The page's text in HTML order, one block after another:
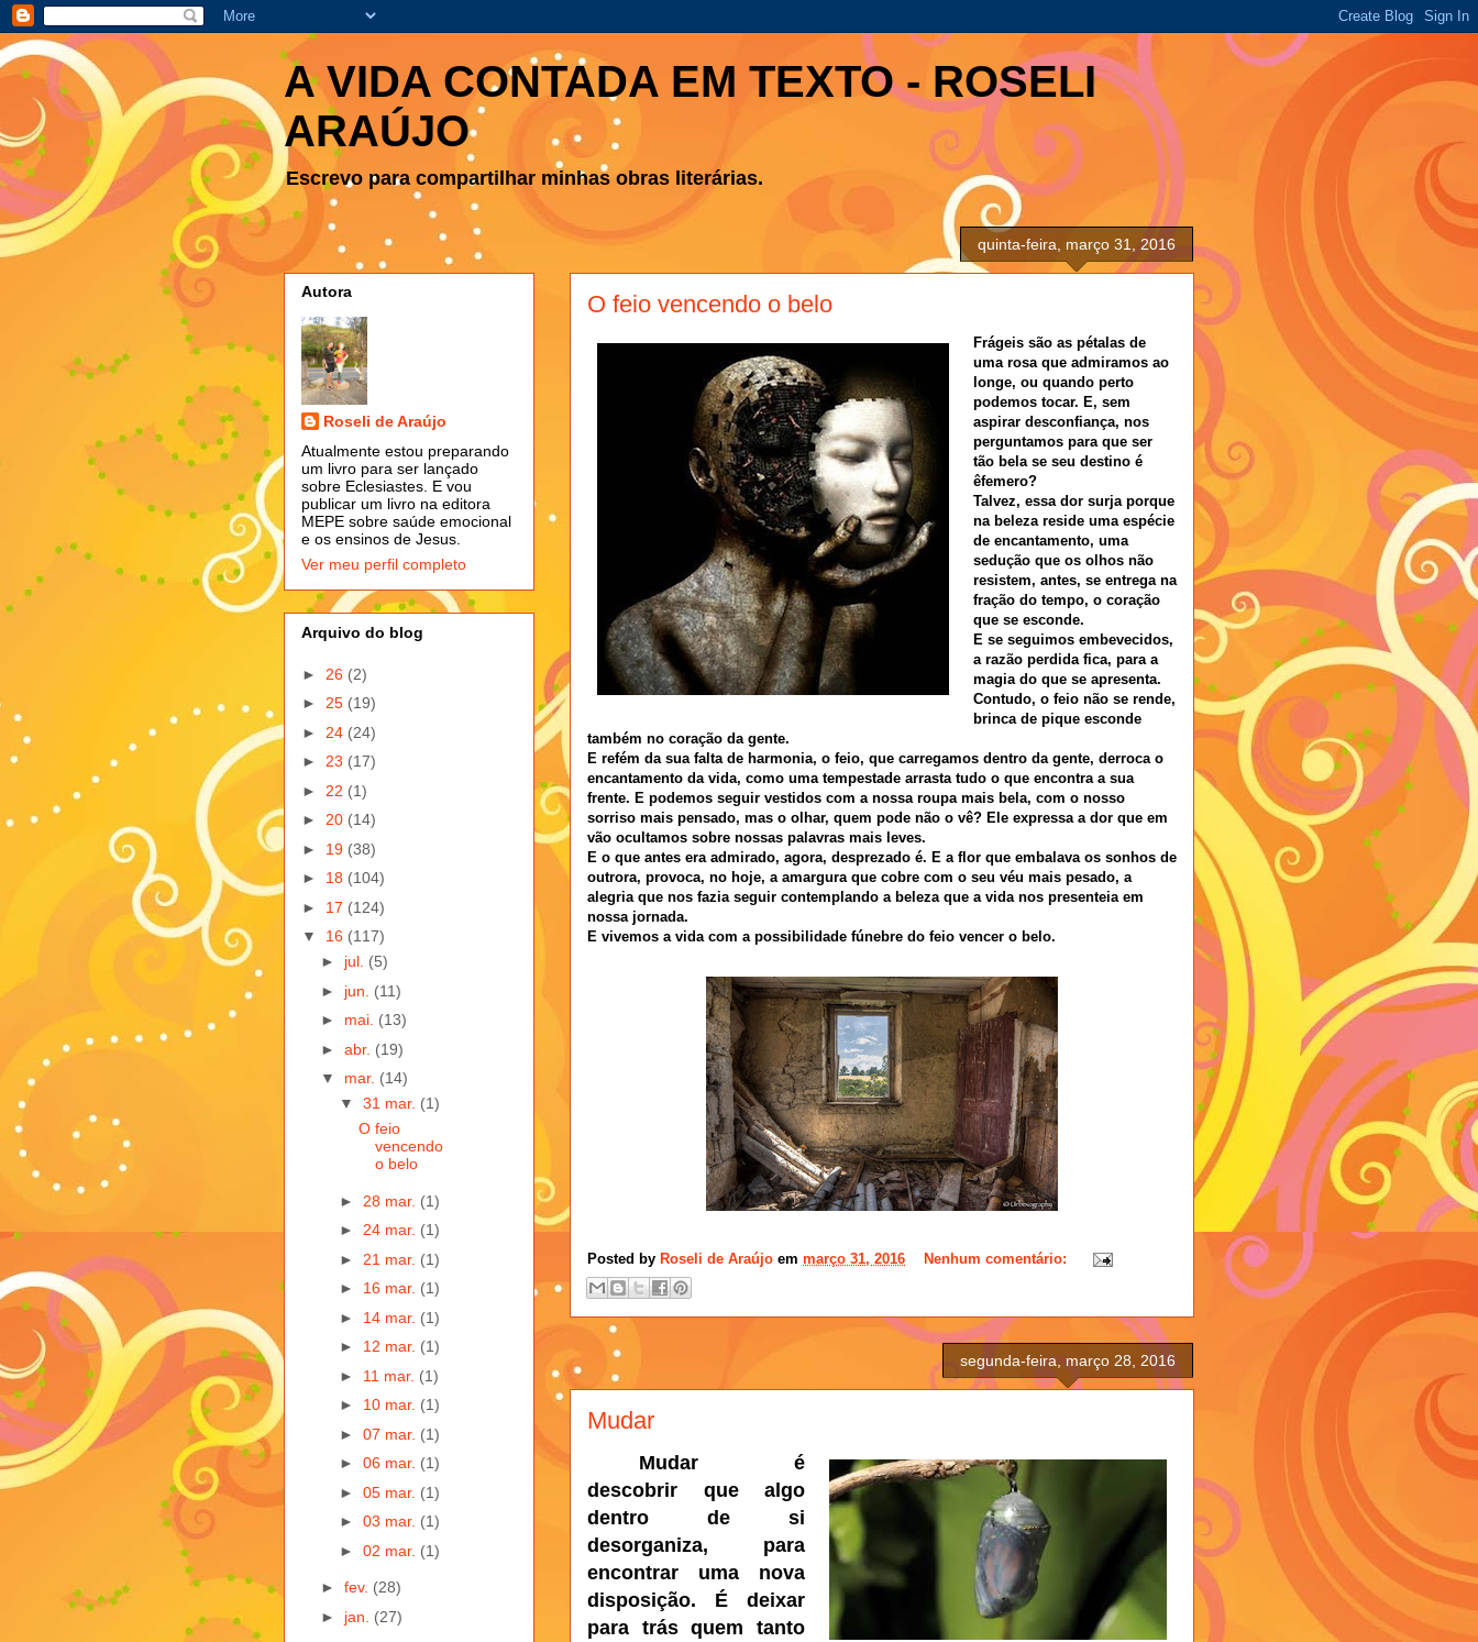
A VIDA CONTADA EM TEXTO - ROSELI
ARAÚJO
Escrevo para compartilhar minhas obras literárias.
quinta-feira, março 31, 2016
O feio vencendo o belo
Frágeis são as pétalas de
uma rosa que admiramos ao
longe, ou quando perto
podemos tocar. E, sem
aspirar desconfiança, nos
perguntamos para que ser
tão bela se seu destino é
êfemero?
Talvez, essa dor surja porque
na beleza reside uma espécie
de encantamento, uma
sedução que os olhos não
resistem, antes, se entrega na
fração do tempo, o coração
que se esconde.
E se seguimos embevecidos,
a razão perdida fica, para a
magia do que se apresenta.
Contudo, o feio não se rende,
brinca de pique esconde
também no coração da gente.
E refém da sua falta de harmonia, o feio, que carregamos dentro da gente, derroca o
encantamento da vida, como uma tempestade arrasta tudo o que encontra a sua
frente. E podemos seguir vestidos com a nossa roupa mais bela, com o nosso
sorriso mais pensado, mas o olhar, quem pode não o vê? Ele expressa a dor que em
vão ocultamos sobre nossas palavras mais leves.
E o que antes era admirado, agora, desprezado é. E a flor que embalava os sonhos de
outrora, provoca, no hoje, a amargura que cobre com o seu véu mais pesado, a
alegria que nos fazia seguir contemplando a beleza que a vida nos presenteia em
nossa jornada.
E vivemos a vida com a possibilidade fúnebre do feio vencer o belo.
Posted by Roseli de Araújo em março 31, 2016 Nenhum comentário:
segunda-feira, março 28, 2016
Mudar
Mudar é
descobrir que algo
dentro de si
desorganiza, para
encontrar uma nova
disposição. É deixar
para trás quem tanto
Autora
Roseli de Araújo
Atualmente estou preparando
um livro para ser lançado
sobre Eclesiastes. E vou
publicar um livro na editora
MEPE sobre saúde emocional
e os ensinos de Jesus.
Ver meu perfil completo
Arquivo do blog
► 26 (2)
► 25 (19)
► 24 (24)
► 23 (17)
► 22 (1)
► 20 (14)
► 19 (38)
► 18 (104)
► 17 (124)
▼ 16 (117)
► jul. (5)
► jun. (11)
► mai. (13)
► abr. (19)
▼ mar. (14)
▼ 31 mar. (1)
O feio
vencendo
o belo
► 28 mar. (1)
► 24 mar. (1)
► 21 mar. (1)
► 16 mar. (1)
► 14 mar. (1)
► 12 mar. (1)
► 11 mar. (1)
► 10 mar. (1)
► 07 mar. (1)
► 06 mar. (1)
► 05 mar. (1)
► 03 mar. (1)
► 02 mar. (1)
► fev. (28)
► jan. (27)